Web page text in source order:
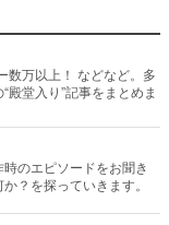
堂入り”記事をまとめま
のエピソードをお聞き
？を探っていきます。
は、〈試験問題〉の形